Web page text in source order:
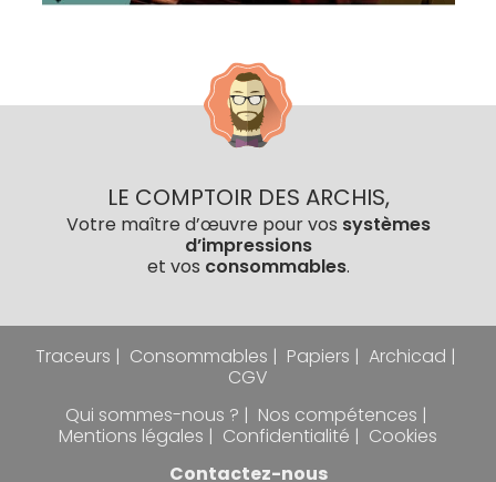
LE COMPTOIR DES ARCHIS,
Votre maître d’œuvre pour vos systèmes
d’impressions
et vos consommables.
Traceurs Consommables Papiers
Archicad
CGV
Qui sommes-nous ?
Nos compétences
Mentions légales
Confidentialité
Cookies
Contactez-nous